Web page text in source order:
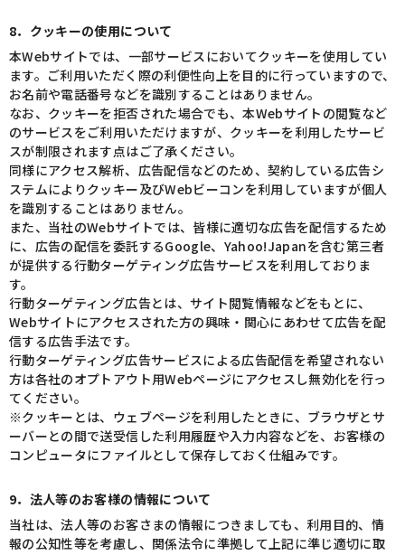
8．クッキーの使用について
本Webサイトでは、一部サービスにおいてクッキーを使用してい
ます。ご利用いただく際の利便性向上を目的に行っていますので、
お名前や電話番号などを識別することはありません。
なお、クッキーを拒否された場合でも、本Webサイトの閲覧など
のサービスをご利用いただけますが、クッキーを利用したサービ
スが制限されます点はご了承ください。
同様にアクセス解析、広告配信などのため、契約している広告シ
ステムによりクッキー及びWebビーコンを利用していますが個人
を識別することはありません。
また、当社のWebサイトでは、皆様に適切な広告を配信するため
に、広告の配信を委託するGoogle、Yahoo!Japanを含む第三者
が提供する行動ターゲティング広告サービスを利用しておりま
す。
行動ターゲティング広告とは、サイト閲覧情報などをもとに、
Webサイトにアクセスされた方の興味・関心にあわせて広告を配
信する広告手法です。
行動ターゲティング広告サービスによる広告配信を希望されない
方は各社のオプトアウト用Webページにアクセスし無効化を行っ
てください。
※クッキーとは、ウェブページを利用したときに、ブラウザとサ
ーバーとの間で送受信した利用履歴や入力内容などを、お客様の
コンピュータにファイルとして保存しておく仕組みです。
9．法人等のお客様の情報について
当社は、法人等のお客さまの情報につきましても、利用目的、情
報の公知性等を考慮し、関係法令に準拠して上記に準じ適切に取